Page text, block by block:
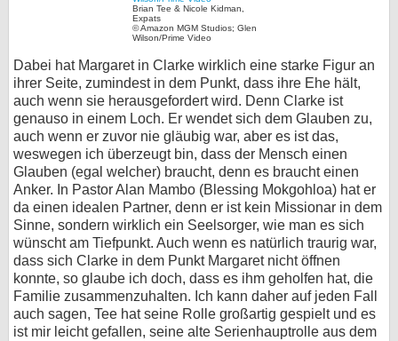
Brian Tee & Nicole Kidman,
Expats
© Amazon MGM Studios; Glen
Wilson/Prime Video
Dabei hat Margaret in Clarke wirklich eine starke Figur an
ihrer Seite, zumindest in dem Punkt, dass ihre Ehe hält,
auch wenn sie herausgefordert wird. Denn Clarke ist
genauso in einem Loch. Er wendet sich dem Glauben zu,
auch wenn er zuvor nie gläubig war, aber es ist das,
weswegen ich überzeugt bin, dass der Mensch einen
Glauben (egal welcher) braucht, denn es braucht einen
Anker. In Pastor Alan Mambo (Blessing Mokgohloa) hat er
da einen idealen Partner, denn er ist kein Missionar in dem
Sinne, sondern wirklich ein Seelsorger, wie man es sich
wünscht am Tiefpunkt. Auch wenn es natürlich traurig war,
dass sich Clarke in dem Punkt Margaret nicht öffnen
konnte, so glaube ich doch, dass es ihm geholfen hat, die
Familie zusammenzuhalten. Ich kann daher auf jeden Fall
auch sagen, Tee hat seine Rolle großartig gespielt und es
ist mir leicht gefallen, seine alte Serienhauptrolle aus dem